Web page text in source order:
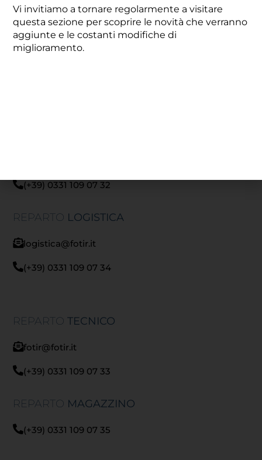
info@fotir.it
(+39) 0331 37 53 00
(+39) 0331 109 07 32
REPARTO LOGISTICA
logistica@fotir.it
(+39) 0331 109 07 34
REPARTOTECNICO
fotir@fotir.it
(+39) 0331 109 07 33
REPARTO MAGAZZINO
(+39) 0331 109 07 35
Vi invitiamo a tornare regolarmente a visitare
questa sezione per scoprire le novità che verranno
aggiunte e le costanti modifiche di
miglioramento.